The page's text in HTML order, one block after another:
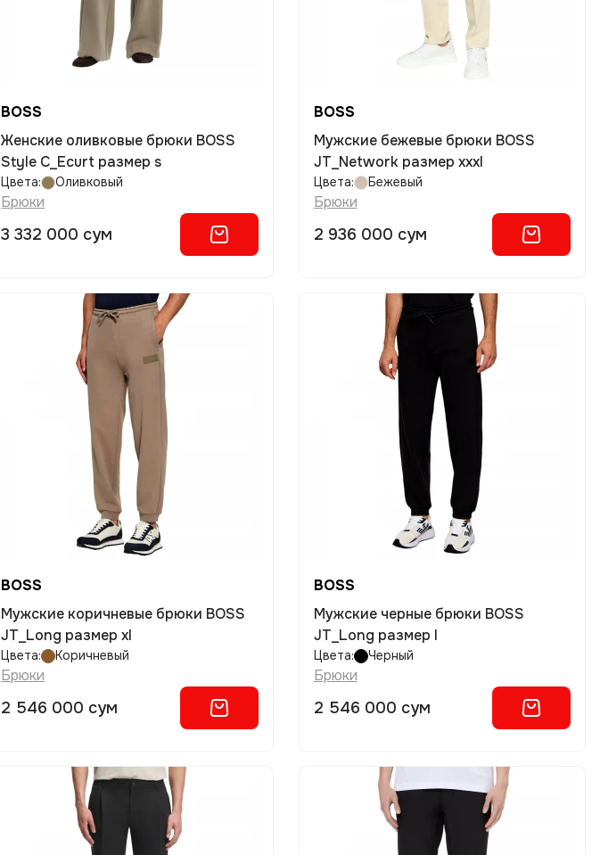
BOSS
Женские оливковые брюки BOSS
Style C_Ecurt размер s
Цвета: Оливковый
Брюки
3 332 000 сум
BOSS
Мужские бежевые брюки BOSS
JT_Network размер xxxl
Цвета: Бежевый
Брюки
2 936 000 сум
BOSS
Мужские коричневые брюки BOSS
JT_Long размер xl
Цвета: Коричневый
Брюки
2 546 000 сум
BOSS
Мужские черные брюки BOSS
JT_Long размер l
Цвета: Черный
Брюки
2 546 000 сум